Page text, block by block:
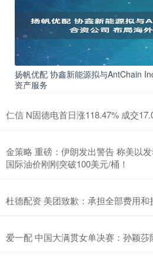
扬帆优配 协鑫新能源拟与AntChain
资产服务
仁信 N固德电首日涨118.47% 成交
金策略 重磅：伊朗发出警告 称美以
国际油价刚刚突破100美元/桶！
杜德配资 美团致歉：承担全部费用和
爱一配 中国大满贯女单决赛：孙颖莎